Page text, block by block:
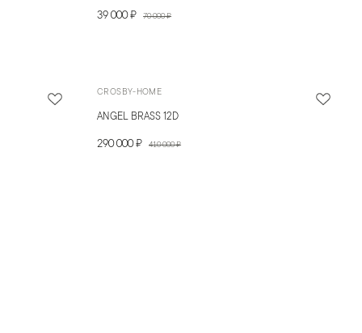
39 000 ₽ 70 000 ₽
CROSBY-HOME
ANGEL BRASS 12D
290 000 ₽ 410 000 ₽